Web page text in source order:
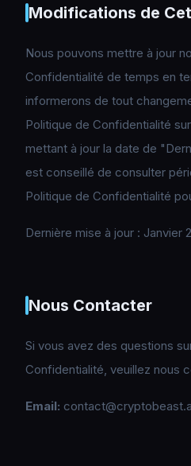
Modifications de
Nous pouvons mettre à jour
Confidentialité de temps en
informerons de tout
Politique de Confidentialité
mettant à jour la date de
est conseillé de consulter
Politique de Confidentialité
Dernière mise à jour : Janvier
Nous Contacter
Si vous avez des questions
Confidentialité, veuillez nous
Email: